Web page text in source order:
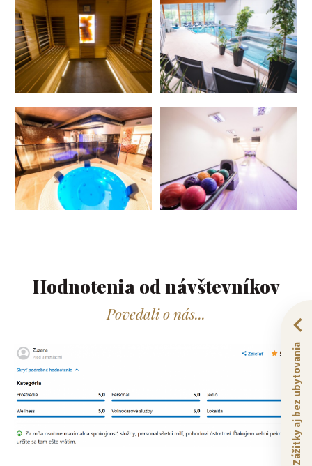
Zážitky aj bez ubytovania
Hodnotenia od návštevníkov​
Povedali o nás...